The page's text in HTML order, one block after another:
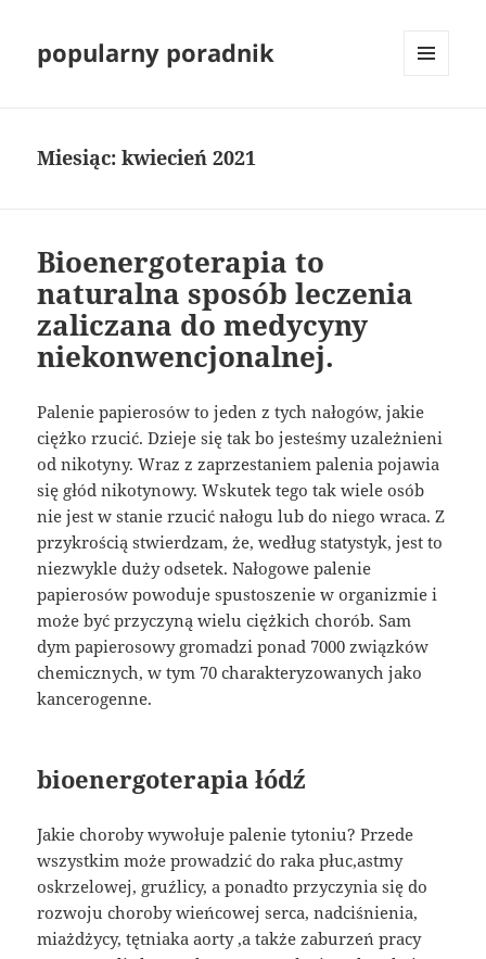
popularny poradnik
Miesiąc:kwiecień 2021
Bioenergoterapia to
naturalna sposób leczenia
zaliczana do medycyny
niekonwencjonalnej.
Palenie papierosów to jeden z tych nałogów, jakie
ciężko rzucić. Dzieje się tak bo jesteśmy uzależnieni
od nikotyny. Wraz z zaprzestaniem palenia pojawia
się głód nikotynowy. Wskutek tego tak wiele osób
nie jest w stanie rzucić nałogu lub do niego wraca. Z
przykrością stwierdzam, że, według statystyk, jest to
niezwykle duży odsetek. Nałogowe palenie
papierosów powoduje spustoszenie w organizmie i
może być przyczyną wielu ciężkich chorób. Sam
dym papierosowy gromadzi ponad 7000 związków
chemicznych, w tym 70 charakteryzowanych jako
kancerogenne.
bioenergoterapia łódź
Jakie choroby wywołuje palenie tytoniu? Przede
wszystkim może prowadzić do raka płuc,astmy
oskrzelowej, gruźlicy, a ponadto przyczynia się do
rozwoju choroby wieńcowej serca, nadciśnienia,
miażdżycy, tętniaka aorty ,a także zaburzeń pracy